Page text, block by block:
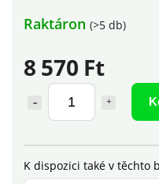
8 570 Ft
Raktáron (>5 db)